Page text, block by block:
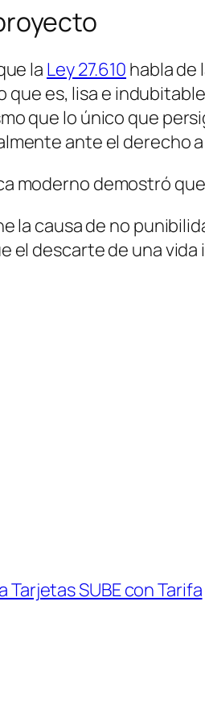
la Ley 27.610 habla de
que es, lisa e
que lo único que
ante el derecho
moderno demostró
la causa de no
el descarte de una vida
SUBE con Tarifa